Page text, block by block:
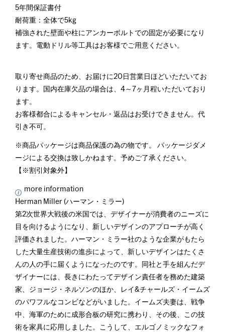
5年間保証書付
耐荷重：全体で5kg
補強された壁面や柱にアンカーボルトでの固定が必要になり
ます。電動ドリル等工具はお客様でご用意ください。
取り寄せ商品のため、お届けに20日営業日ほどいただいてお
ります。国内在庫欠品の場合は、4～7ヶ月程いただいており
ます。
お客様都合によるキャンセル・返品はお受けできません。代
引き不可。
※商品パッケージは商品保護の為の物です。 パッケージダメ
ージによる交換は致しかねます。予めご了承ください。
【※割引対象外】
more information
Herman Miller (ハーマン・ミラー)
第2次世界大戦後の米国では、デザイナーが消費者のニーズに
目を向けるようになり、新しいデザインのアプローチが高く
評価されました。ハーマン・ミラー社のような企業がもたら
した大量生産技術の進歩によって、新しいデザインはたくさ
んの人の手に届くようになったのです。同社と手を組んだデ
ザイナーには、長きにわたってデザイン責任者を務めた建築
家、ジョージ・ネルソンのほか、レイ&チャールズ・イームズ
のパワフルなコンビなどがいました。イームズ夫妻は、戦争
中、海軍のために成形合板の研究に携わり、その後、この技
術を家具に応用しました。こうして、エルゴノミックなフォ